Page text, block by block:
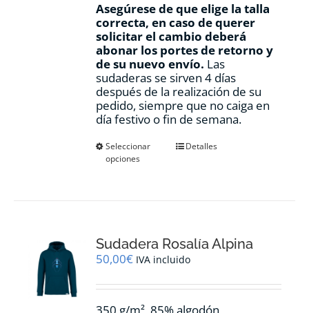
Asegúrese de que elige la talla
correcta, en caso de querer
solicitar el cambio deberá
abonar los portes de retorno y
de su nuevo envío. Las
sudaderas se sirven 4 días
después de la realización de su
pedido, siempre que no caiga en
día festivo o fin de semana.
Seleccionar
opciones
Este
se
pueden
en
Detalles
Sudadera Rosalía Alpina
50,00€ IVA incluido
350 g/m², 85% algodón